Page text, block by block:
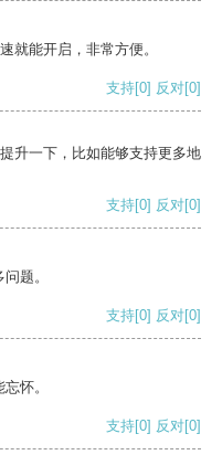
就能开启，非常方便。
支持[0] 反对[0]
升一下，比如能够支持更多地
支持[0] 反对[0]
题。
支持[0] 反对[0]
怀。
支持[0] 反对[0]